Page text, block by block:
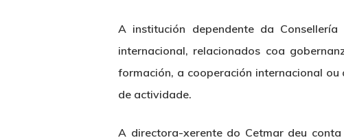
Hit enter to search or ESC to close
A institución dependente da
internacional, relacionados coa
formación, a cooperación internacional
de actividade.
A directora-xerente do Cetmar deu